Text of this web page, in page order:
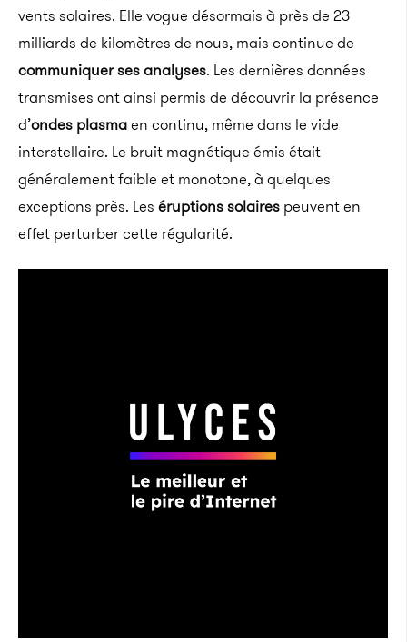
vents solaires. Elle vogue désormais à près de 23
milliards de kilomètres de nous, mais continue de
communiquer ses analyses. Les dernières données
transmises ont ainsi permis de découvrir la présence
d’ondes plasmaen continu, même dans le vide
interstellaire. Le bruit magnétique émis était
généralement faible et monotone, à quelques
exceptions près. Les éruptions solaires peuvent en
effet perturber cette régularité.